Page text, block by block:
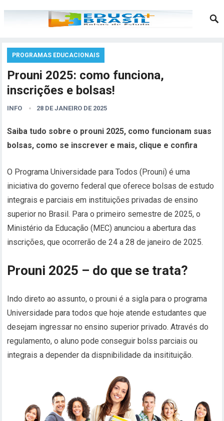
PROGRAMAS EDUCACIONAIS
Prouni 2025: como funciona,
inscrições e bolsas!
INFO 28 DE JANEIRO DE 2025
Saiba tudo sobre o prouni 2025, como funcionam suas
bolsas, como se inscrever e mais, clique e confira
O Programa Universidade para Todos (Prouni) é uma
iniciativa do governo federal que oferece bolsas de estudo
integrais e parciais em instituições privadas de ensino
superior no Brasil. Para o primeiro semestre de 2025, o
Ministério da Educação (MEC) anunciou a abertura das
inscrições, que ocorrerão de 24 a 28 de janeiro de 2025.
Prouni 2025 – do que se trata?
Indo direto ao assunto, o prouni é a sigla para o programa
Universidade para todos que hoje atende estudantes que
desejam ingressar no ensino superior privado. Através do
regulamento, o aluno pode conseguir bolss parciais ou
integrais a depender da dispnibilidade da insitituição.